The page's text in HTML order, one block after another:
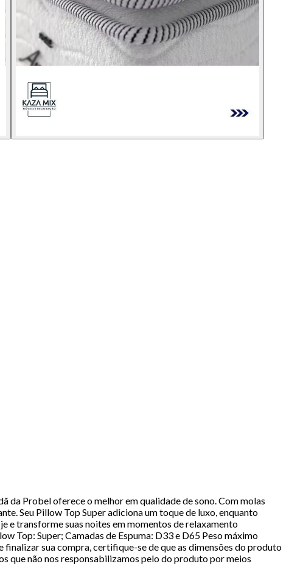
Probel oferece o melhor em qualidade de sono. Com molas
Seu Pillow Top Super adiciona um toque de luxo, enquanto
e transforme suas noites em momentos de relaxamento
Top: Super; Camadas de Espuma: D33 e D65 Peso máximo
sua compra, certifique-se de que as dimensões do produto
que não nos responsabilizamos pelo do produto por meios